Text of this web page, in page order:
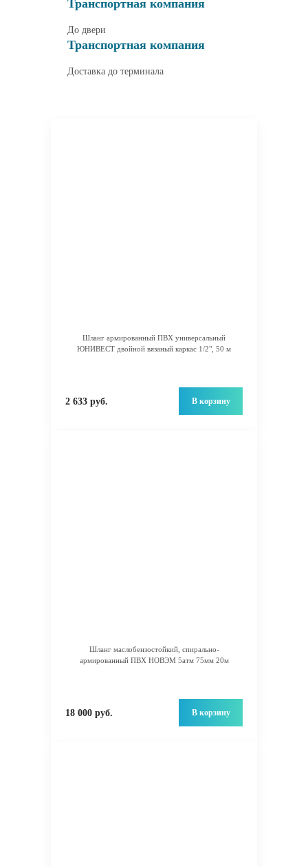
Транспортная компания
До двери
Транспортная компания
Доставка до терминала
Шланг армированный ПВХ универсальный
ЮНИВЕСТ двойной вязаный каркас 1/2", 50 м
2 633 руб. В корзину
Шланг маслобензостойкий, спирально-
армированный ПВХ НОВЭМ 5атм 75мм 20м
18 000 руб. В корзину